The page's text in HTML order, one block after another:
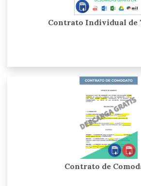
Contrato Individual de
Contrato de